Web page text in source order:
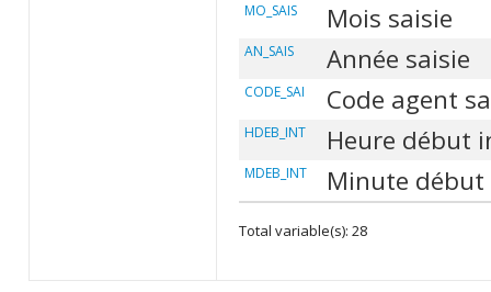
MO_SAIS Mois saisie
AN_SAIS Année saisie
CODE_SAI Code agent
HDEB_INT Heure début
MDEB_INT Minute
Total variable(s): 28